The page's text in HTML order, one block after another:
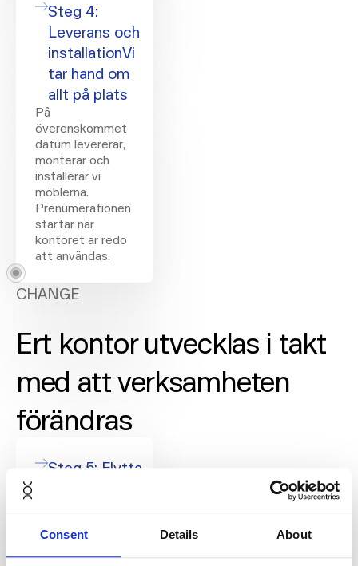
Consent Details About
Steg 4:
Leverans och
installationVi
tar hand om
allt på plats
På
överenskommet
datum levererar,
monterar och
installerar vi
möblerna.
Prenumerationen
startar när
kontoret är redo
att användas.
CHANGE
Ert kontor utvecklas i takt
med att verksamheten
förändras
Steg 5: Flytta
arbeta
En arbetsplats
som fungerar
från dag ett.